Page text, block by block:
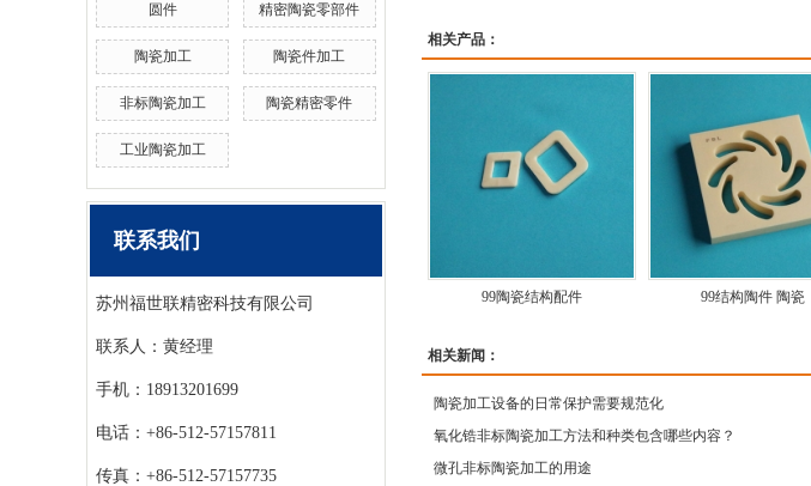
圆件 精密陶瓷零部件
陶瓷加工 陶瓷件加工
非标陶瓷加工 陶瓷精密零件
工业陶瓷加工
联系我们
苏州福世联精密科技有限公司
联系人：黄经理
手机：18913201699
电话：+86-512-57157811
传真：+86-512-57157735
相关产品：
99陶瓷结构配件 99结构陶件 陶瓷
相关新闻：
陶瓷加工设备的日常保护需要规范化
氧化锆非标陶瓷加工方法和种类包含哪些内容？
微孔非标陶瓷加工的用途